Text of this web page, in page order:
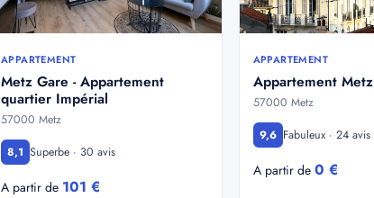
APPARTEMENT
Metz Gare - Appartement
quartier Impérial
57000 Metz
8,1 Superbe · 30 avis
A partir de 101 €
APPARTEMENT
Appartement Metz
57000 Metz
9,6 Fabuleux · 24 avis
A partir de 0 €